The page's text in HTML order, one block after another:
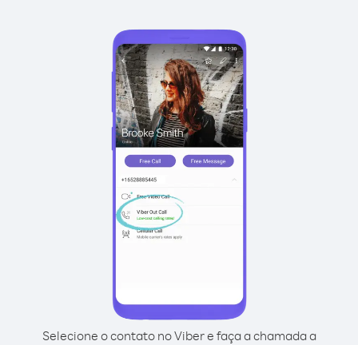
Selecione o contato no Viber e faça a chamada a